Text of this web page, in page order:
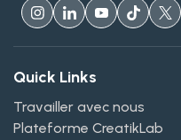
Quick Links
Travailler avec nous
Plateforme CreatikLab